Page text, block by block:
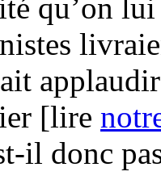
qu’on
[lire
il donc